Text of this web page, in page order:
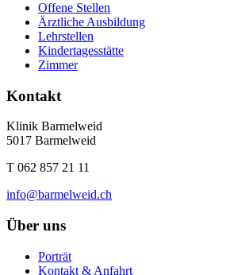
Offene Stellen
Ärztliche Ausbildung
Lehrstellen
Kindertagesstätte
Zimmer
Kontakt
Klinik Barmelweid
5017 Barmelweid
T 062 857 21 11
info@barmelweid.ch
Über uns
Porträt
Kontakt & Anfahrt